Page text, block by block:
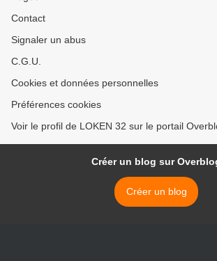
Contact
Signaler un abus
C.G.U.
Cookies et données personnelles
Préférences cookies
Voir le profil de LOKEN 32 sur le portail
Créer un blog sur
Créer un blog